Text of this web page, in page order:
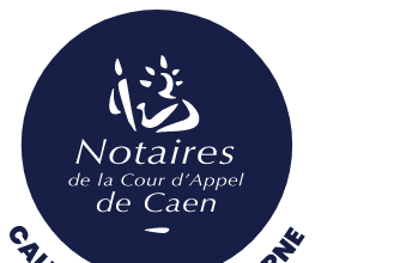
contenu
principal